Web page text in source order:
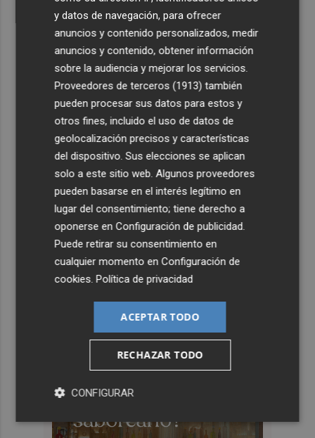
y datos de navegación, para ofrecer
anuncios y contenido personalizados, medir
anuncios y contenido, obtener información
sobre la audiencia y mejorar los servicios.
Proveedores de terceros (1913) también
pueden procesar sus datos para estos y
otros fines, incluido el uso de datos de
geolocalización precisos y características
del dispositivo. Sus elecciones se aplican
solo a este sitio web. Algunos proveedores
pueden basarse en el interés legítimo en
lugar del consentimiento; tiene derecho a
oponerse enConfiguración de publicidad.
Puede retirar su consentimiento en
cualquier momento enConfiguración de
cookies.Política de privacidad
ACEPTAR TODO
RECHAZAR TODO
CONFIGURAR